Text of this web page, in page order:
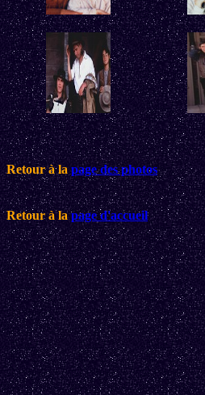
Retour à lapage des photos
Retour à lapage d'accueil